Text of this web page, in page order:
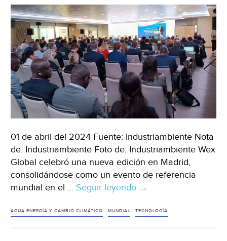
población
01 de abril del 2024 Fuente: Industriambiente Nota
de: Industriambiente Foto de: Industriambiente Wex
Global celebró una nueva edición en Madrid,
consolidándose como un evento de referencia
mundial en el … Seguir leyendo Mundo
Agua,
→
AGUA ENERGÍA Y CAMBIO CLIMÁTICO MUNDIAL TECNOLOGÍA